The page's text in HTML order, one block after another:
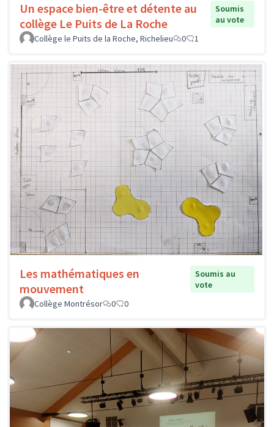
Un espace bien-être et détente au
collège Le Puits de La Roche
Soumis
au vote
Collège le Puits de la Roche, Richelieu
0 1
Les mathématiques en
mouvement
Soumis au
vote
Collège Montrésor
0 0